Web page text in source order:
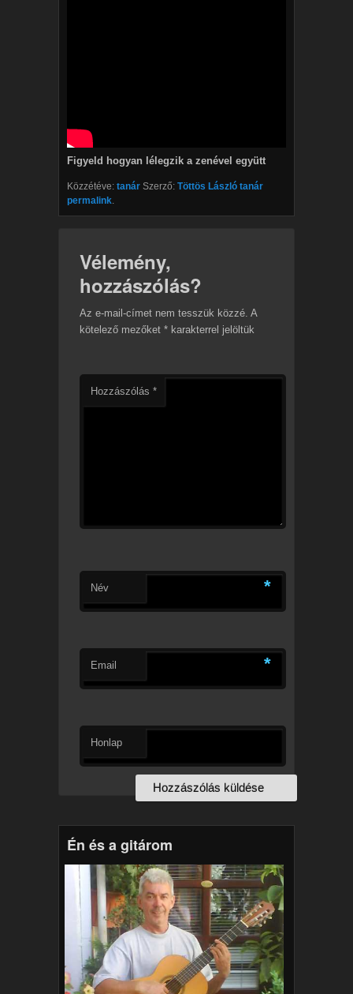
Figyeld hogyan lélegzik a zenével együtt
Közzétéve: tanár Szerző: Töttös László tanár
permalink.
Vélemény,
hozzászólás?
Az e-mail-címet nem tesszük közzé. A
kötelező mezőket * karakterrel jelöltük
Hozzászólás *
Név *
Email *
Honlap
Én és a gitárom